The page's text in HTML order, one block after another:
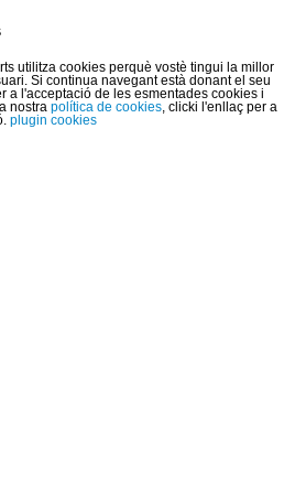
utilitza cookies perquè vostè tingui la millor
Si continua navegant està donant el seu
a l'acceptació de les esmentades cookies i
nostra política de cookies, clicki l'enllaç per a
plugin cookies